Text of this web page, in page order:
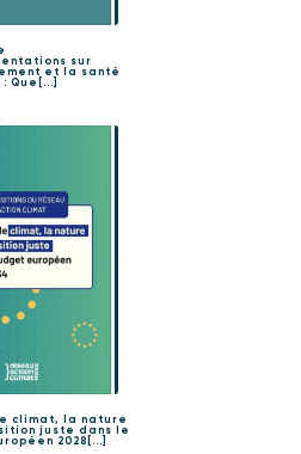
sur
et la santé
Que[...]
climat, la nature
juste dans le
2028[...]